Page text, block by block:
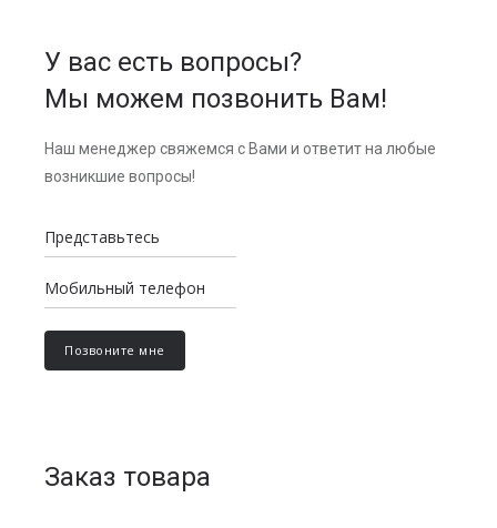
У вас есть вопросы?
Мы можем позвонить Вам!
Наш менеджер свяжемся с Вами и ответит на любые
возникшие вопросы!
Заказ товара